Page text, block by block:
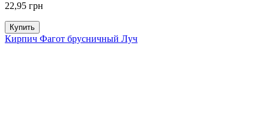
22,95 грн
Купить
Кирпич Фагот брусничный Луч